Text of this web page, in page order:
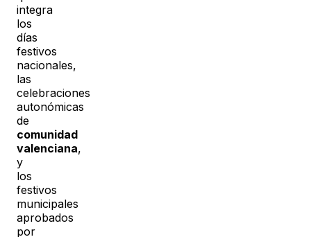
integra
los
días
festivos
nacionales,
las
celebraciones
autonómicas
de
comunidad
valenciana,
y
los
festivos
municipales
aprobados
por